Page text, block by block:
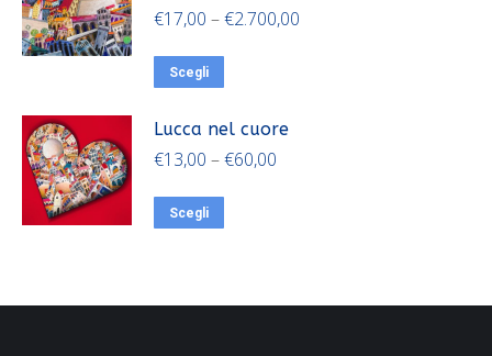
€17,00 –€2.700,00
Scegli
Lucca nel cuore
€13,00 –€60,00
Scegli